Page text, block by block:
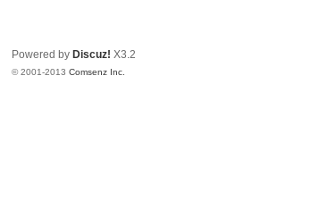
Powered by Discuz! X3.2
© 2001-2013Comsenz Inc.